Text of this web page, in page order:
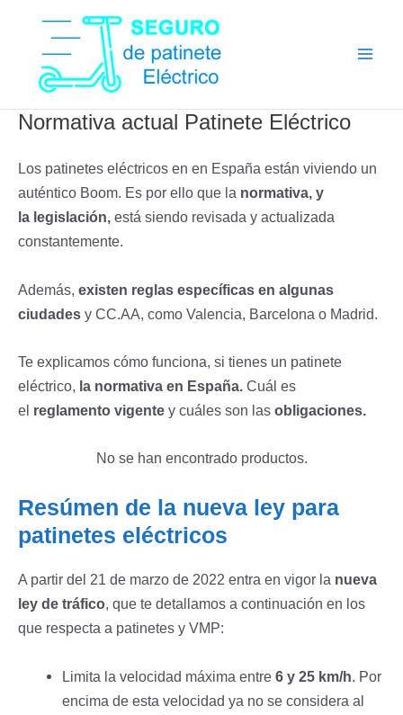
contenido
Normativa actual Patinete Eléctrico
Los patinetes eléctricos en en España están viviendo un
auténtico Boom. Es por ello que la normativa, y
la legislación, está siendo revisada y actualizada
constantemente.
Además, existen reglas específicas en algunas
ciudades y CC.AA, como Valencia, Barcelona o Madrid.
Te explicamos cómo funciona, si tienes un patinete
eléctrico, la normativa en España. Cuál es
el reglamento vigente y cuáles son las obligaciones.
No se han encontrado productos.
Resúmen de la nueva ley para
patinetes eléctricos
A partir del 21 de marzo de 2022 entra en vigor la nueva
ley de tráfico, que te detallamos a continuación en los
que respecta a patinetes y VMP:
Limita la velocidad máxima entre6 y 25 km/h. Por
encima de esta velocidad ya no se considera al